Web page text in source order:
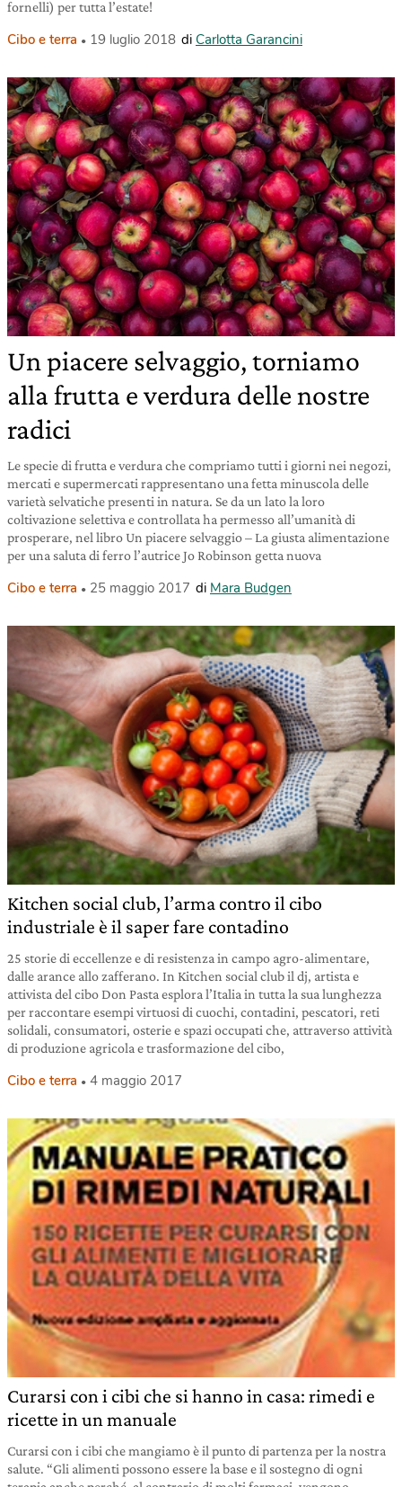
fornelli) per tutta l’estate!
Cibo e terra 19 luglio 2018 di Carlotta Garancini
Un piacere selvaggio, torniamo
alla frutta e verdura delle nostre
radici
Le specie di frutta e verdura che compriamo tutti i giorni nei negozi,
mercati e supermercati rappresentano una fetta minuscola delle
varietà selvatiche presenti in natura. Se da un lato la loro
coltivazione selettiva e controllata ha permesso all’umanità di
prosperare, nel libro Un piacere selvaggio – La giusta alimentazione
per una saluta di ferro l’autrice Jo Robinson getta nuova
Cibo e terra 25 maggio 2017 di Mara Budgen
Kitchen social club, l’arma contro il cibo
industriale è il saper fare contadino
25 storie di eccellenze e di resistenza in campo agro-alimentare,
dalle arance allo zafferano. In Kitchen social club il dj, artista e
attivista del cibo Don Pasta esplora l’Italia in tutta la sua lunghezza
per raccontare esempi virtuosi di cuochi, contadini, pescatori, reti
solidali, consumatori, osterie e spazi occupati che, attraverso attività
di produzione agricola e trasformazione del cibo,
Cibo e terra 4 maggio 2017
Curarsi con i cibi che si hanno in casa: rimedi e
ricette in un manuale
Curarsi con i cibi che mangiamo è il punto di partenza per la nostra
salute. “Gli alimenti possono essere la base e il sostegno di ogni